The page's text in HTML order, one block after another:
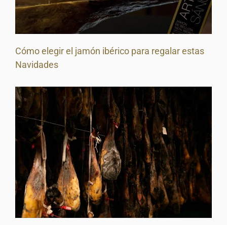
Cómo elegir el jamón ibérico para regalar estas
Navidades